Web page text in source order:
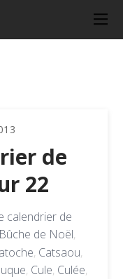
de
22
calendrier de
Bûche de Noël,
, Catsaou,
, Cule, Culée,